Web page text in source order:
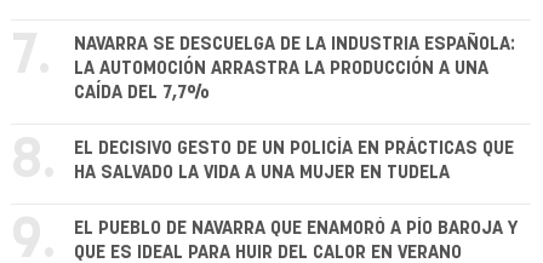
7.
NAVARRA SE DESCUELGA DE LA INDUSTRIA ESPAÑOLA:
LA AUTOMOCIÓN ARRASTRA LA PRODUCCIÓN A UNA
CAÍDA DEL 7,7%
8.
EL DECISIVO GESTO DE UN POLICÍA EN PRÁCTICAS QUE
HA SALVADO LA VIDA A UNA MUJER EN TUDELA
9.
EL PUEBLO DE NAVARRA QUE ENAMORÓ A PÍO BAROJA Y
QUE ES IDEAL PARA HUIR DEL CALOR EN VERANO